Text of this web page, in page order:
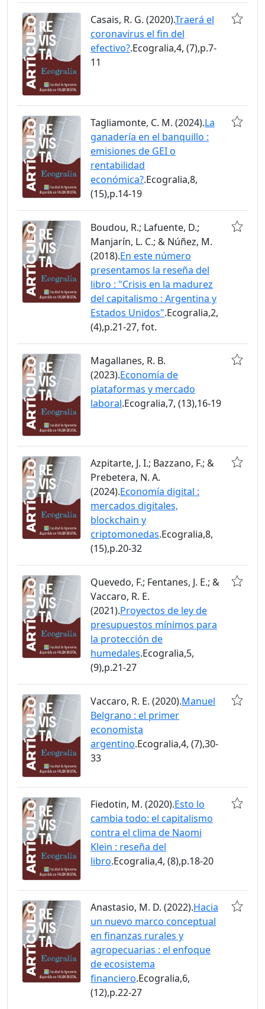
Casais, R. G. (2020).Traerá el
coronavirus el fin del
efectivo?.Ecogralia,4, (7),p.7-
11
Tagliamonte, C. M. (2024).La
ganadería en el banquillo :
emisiones de GEI o
rentabilidad
económica?.Ecogralia,8,
(15),p.14-19
Boudou, R.; Lafuente, D.;
Manjarín, L. C.; & Núñez, M.
(2018).En este número
presentamos la reseña del
libro : "Crisis en la madurez
del capitalismo : Argentina y
Estados Unidos".Ecogralia,2,
(4),p.21-27, fot.
Magallanes, R. B.
(2023).Economía de
plataformas y mercado
laboral.Ecogralia,7, (13),16-19
Azpitarte, J. I.; Bazzano, F.; &
Prebetera, N. A.
(2024).Economía digital :
mercados digitales,
blockchain y
criptomonedas.Ecogralia,8,
(15),p.20-32
Quevedo, F.; Fentanes, J. E.; &
Vaccaro, R. E.
(2021).Proyectos de ley de
presupuestos mínimos para
la protección de
humedales.Ecogralia,5,
(9),p.21-27
Vaccaro, R. E. (2020).Manuel
Belgrano : el primer
economista
argentino.Ecogralia,4, (7),30-
33
Fiedotin, M. (2020).Esto lo
cambia todo: el capitalismo
contra el clima de Naomi
Klein : reseña del
libro.Ecogralia,4, (8),p.18-20
Anastasio, M. D. (2022).Hacia
un nuevo marco conceptual
en finanzas rurales y
agropecuarias : el enfoque
de ecosistema
financiero.Ecogralia,6,
(12),p.22-27